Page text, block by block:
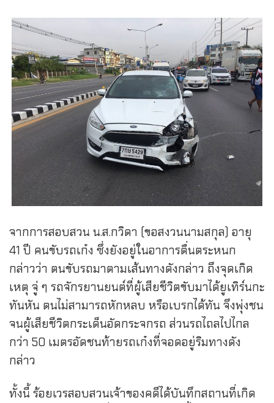
จากการสอบสวน น.ส.กวิดา (ขอสงวนนามสกุล) อายุ
41 ปี คนขับรถเก๋ง ซึ่งยังอยู่ในอาการตื่นตระหนก
กล่าวว่า ตนขับรถมาตามเส้นทางดังกล่าว ถึงจุดเกิด
เหตุ จู่ ๆ รถจักรยานยนต์ที่ผู้เสียชีวิตขับมาได้ยูเทิร์นกะ
ทันหัน ตนไม่สามารถหักหลบ หรือเบรกได้ทัน จึงพุ่งชน
จนผู้เสียชีวิตกระเด็นอัดกระจกรถ ส่วนรถไถลไปไกล
กว่า 50 เมตรอัดชนท้ายรถเก๋งที่จอดอยู่ริมทางดัง
กล่าว
ทั้งนี้ ร้อยเวรสอบสวนเจ้าของคดีได้บันทึกสถานที่เกิด